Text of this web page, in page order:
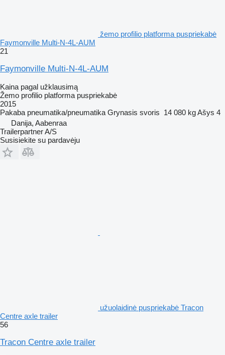
žemo profilio platforma puspriekabė
Faymonville Multi-N-4L-AUM
21
Faymonville Multi-N-4L-AUM
Kaina pagal užklausimą
Žemo profilio platforma puspriekabė
2015
Pakaba pneumatika/pneumatika Grynasis svoris 14 080 kgAšys 4
Danija, Aabenraa
Trailerpartner A/S
Susisiekite su pardavėju
užuolaidinė puspriekabė Tracon
Centre axle trailer
56
Tracon Centre axle trailer